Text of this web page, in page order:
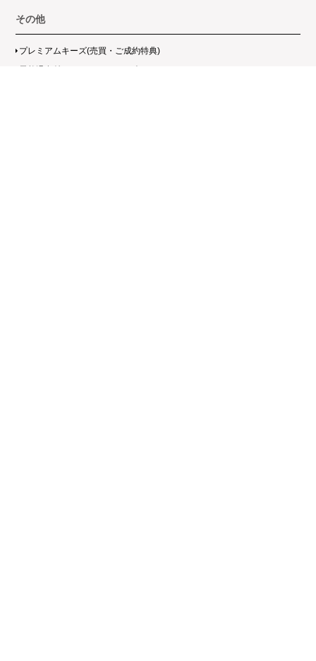
その他
プレミアムキーズ(売買・ご成約特典)
天然温泉付マンションシリーズ